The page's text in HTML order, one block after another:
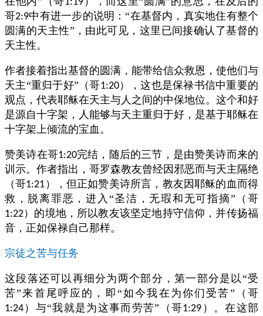
哥2:9中有进一步的说明：“在基督内，真实地住有整个
圆满的天主性”，由此可见，这里已间接确认了基督的
天主性。
作者接着指出基督的圆满，能带给信众救恩，使他们与
天主“重归于好”（哥1:20），这也是保禄书信中重要的
观点，代表耶稣在天主与人之间的中保地位。这个和好
是源自十字架，人能够与天主重归于好，是基于耶稣在
十字架上倾流的宝血。
赞美诗在哥1:20完结，随后的三节，是由赞美诗而来的
训示。作者指出，哥罗森教友曾经因邪恶而与天主隔绝
（哥1:21 ），但正如赞美诗所言，教友因耶稣的血而得
救，脱离罪恶，进入“圣洁，无瑕和无可指摘”（哥
1:22）的境地，所以教友该坚定地持守信仰，并传扬福
音，正如保禄自己那样。
宗徒之苦与任务
这段落还可以再细分为两个部分，第一部分是以“受
苦”来首尾呼应的，即“如今我在为你们受苦”（哥
1:24 ）与“我就是为这事而劳苦”（哥1:29 ）。在这部